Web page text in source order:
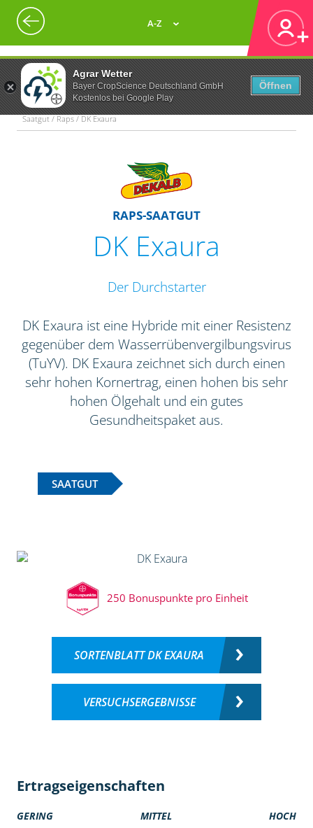
Agrar Wetter
Bayer CropScience Deutschland GmbH
Kostenlos bei Google Play
Öffnen
A-Z
Saatgut / Raps / DK Exaura
RAPS-SAATGUT
DK Exaura
Der Durchstarter
DK Exaura ist eine Hybride mit einer Resistenz
gegenüber dem Wasserrübenvergilbungsvirus
(TuYV). DK Exaura zeichnet sich durch einen
sehr hohen Kornertrag, einen hohen bis sehr
hohen Ölgehalt und ein gutes
Gesundheitspaket aus.
SAATGUT
250 Bonuspunkte pro Einheit
SORTENBLATT DK EXAURA
VERSUCHSERGEBNISSE
Ertragseigenschaften
GERING MITTEL HOCH